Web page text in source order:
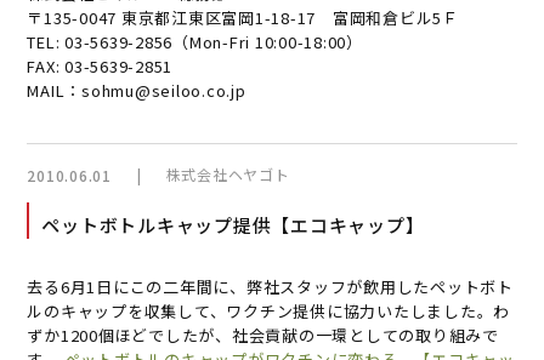
〒135-0047 東京都江東区富岡1-18-17 富岡和倉ビル5Ｆ
TEL: 03-5639-2856（Mon-Fri 10:00-18:00）
FAX: 03-5639-2851
MAIL：sohmu@seiloo.co.jp
2010.06.01 | 株式会社ヘヤゴト
ペットボトルキャップ提供【エコキャップ】
去る6月1日にこの二年間に、弊社スタッフが飲用したペットボト
ルのキャップを収集して、ワクチン提供に協力いたしました。わ
ずか1200個ほどでしたが、社会貢献の一環としての取り組みで